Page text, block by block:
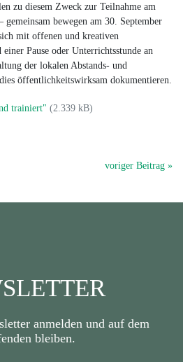
zu diesem Zweck zur Teilnahme am
bewegen am 30. September
mit offenen und kreativen
einer Pause oder Unterrichtsstunde an
der lokalen Abstands- und
öffentlichkeitswirksam dokumentieren.
trainiert" (2.339 kB)
voriger Beitrag »
anmelden und auf dem
bleiben.